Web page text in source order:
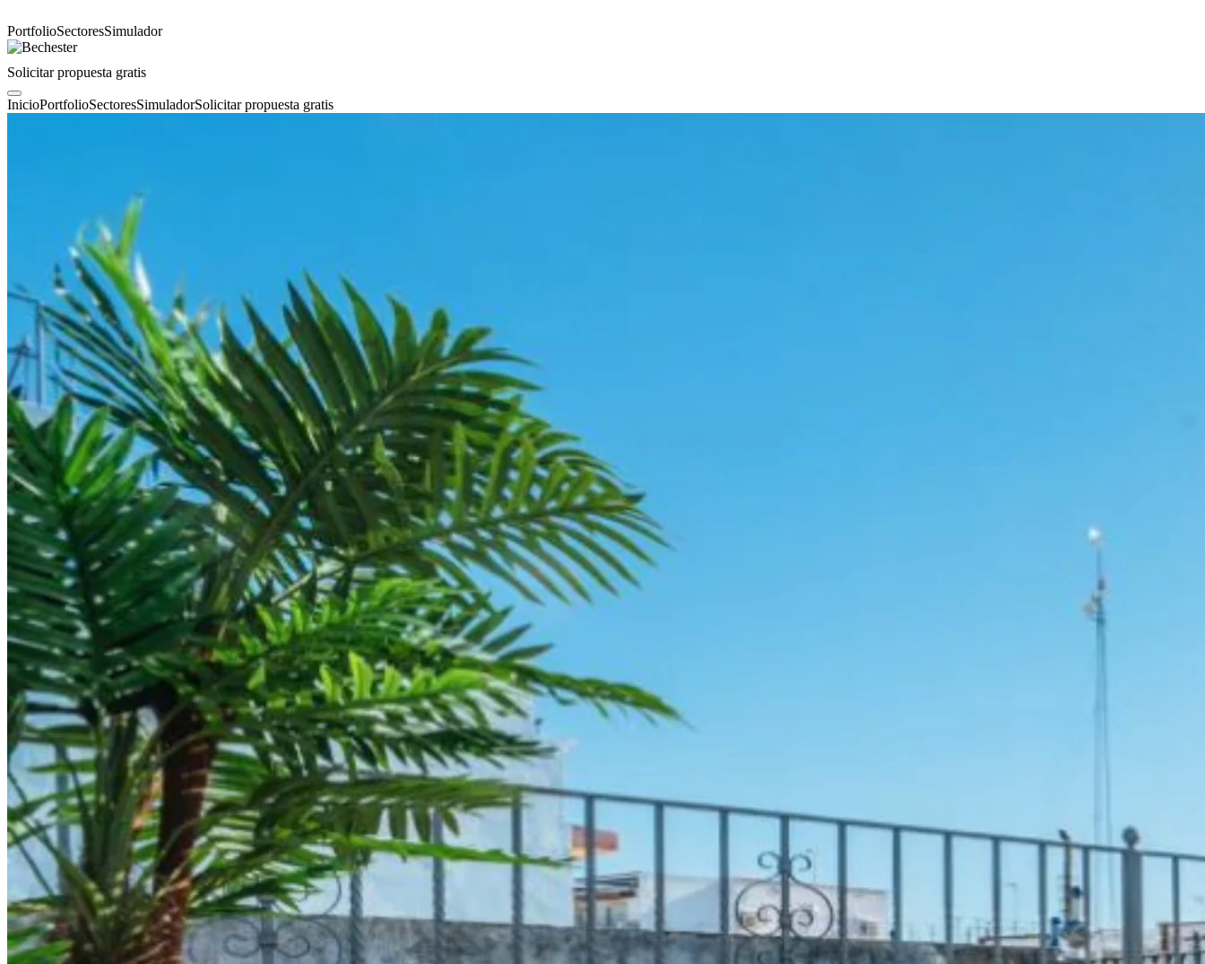
PortfolioSectoresSimulador
Solicitar propuesta gratis
InicioPortfolioSectoresSimuladorSolicitar propuesta gratis